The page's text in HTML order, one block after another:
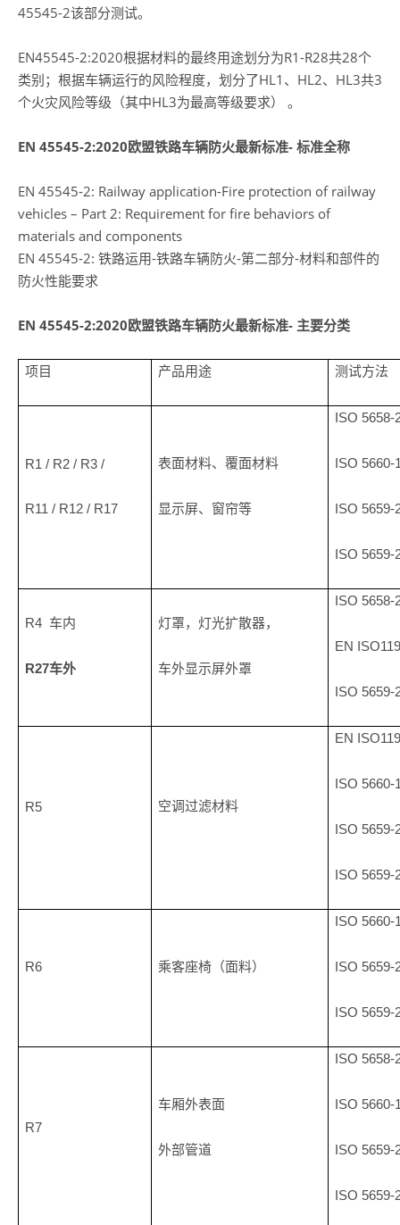
45545-2该部分测试。
EN45545-2:2020根据材料的最终用途划分为R1-R28共28个
类别；根据车辆运行的风险程度，划分了HL1、HL2、HL3共3
个火灾风险等级（其中HL3为最高等级要求） 。
EN 45545-2:2020欧盟铁路车辆防火最新标准- 标准全称
EN 45545-2: Railway application-Fire protection of railway
vehicles – Part 2: Requirement for fire behaviors of
materials and components
EN 45545-2: 铁路运用-铁路车辆防火-第二部分-材料和部件的
防火性能要求
EN 45545-2:2020欧盟铁路车辆防火最新标准- 主要分类
项目 产品用途 测试方法
R1 / R2 / R3 /
R11 / R12 / R17
表面材料、覆面材料
显示屏、窗帘等
ISO
ISO
ISO
ISO 5659-
R4 车内
R27车外
灯罩，灯光扩散器，
车外显示屏外罩
ISO 5658-
EN
ISO
R5 空调过滤材料
EN
ISO 5660-
ISO 5659-
ISO 5659-
R6 乘客座椅（面料）
ISO 5660-
ISO 5659-
ISO 5659-
R7
车厢外表面
外部管道
ISO 5658-
ISO 5660-
ISO 5659-
ISO 5659-